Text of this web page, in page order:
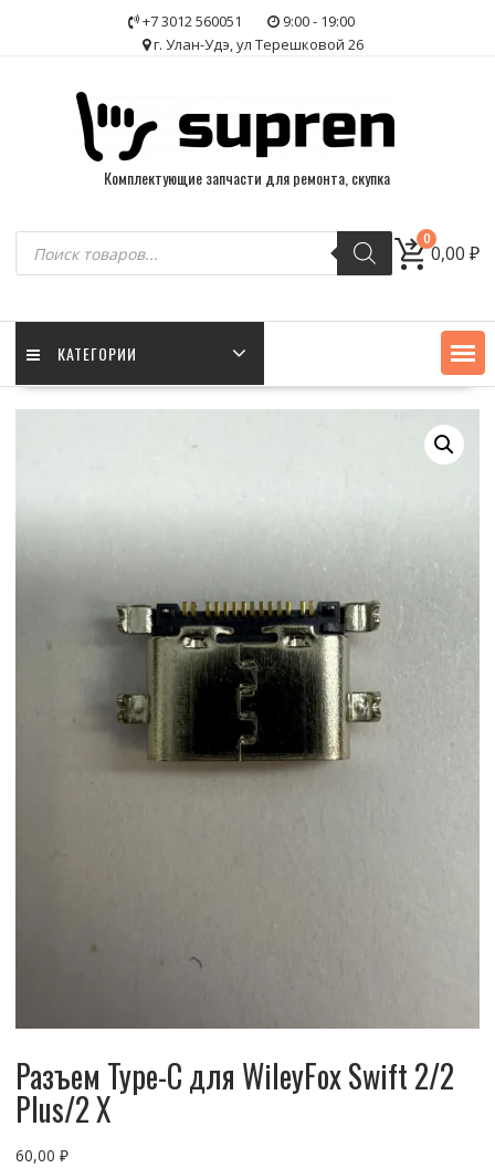
+7 3012 560051
9:00 - 19:00
г. Улан-Удэ, ул Терешковой 26
Комплектующие запчасти для ремонта, скупка
Поиск
товаров
0
0,00₽
КАТЕГОРИИ
Разъем Type-C для WileyFox Swift 2/2
Plus/2 X
60,00 ₽